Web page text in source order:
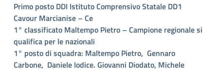
Primo posto DDI Istituto Comprensivo Statale DD1
Cavour Marcianise – Ce
1° classificato Maltempo Pietro – Campione regionale si
qualifica per le nazionali
1° posto di squadra: Maltempo Pietro, Gennaro
Carbone, Daniele Iodice. Giovanni Diodato, Michele